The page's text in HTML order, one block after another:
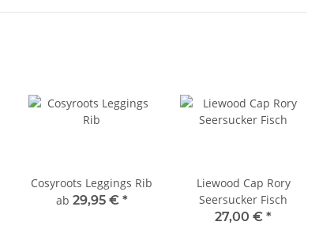
Cosyroots Leggings Rib
ab 29,95 € *
Liewood Cap Rory
Seersucker Fisch
27,00 € *